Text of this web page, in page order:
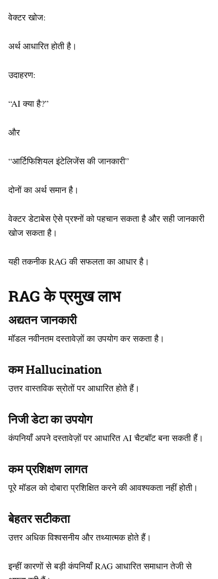
वेक्टर खोज:
अर्थ आधारित होती है।
उदाहरण:
“AI क्या है?”
और
“आर्टिफिशियल इंटेलिजेंस की जानकारी”
दोनों का अर्थ समान है।
वेक्टर डेटाबेस ऐसे प्रश्नों को पहचान सकता है और सही जानकारी
खोज सकता है।
यही तकनीक RAG की सफलता का आधार है।
RAG के प्रमुख लाभ
अद्यतन जानकारी
मॉडल नवीनतम दस्तावेज़ों का उपयोग कर सकता है।
कम Hallucination
उत्तर वास्तविक स्रोतों पर आधारित होते हैं।
निजी डेटा का उपयोग
कंपनियाँ अपने दस्तावेज़ों पर आधारित AI चैटबॉट बना सकती हैं।
कम प्रशिक्षण लागत
पूरे मॉडल को दोबारा प्रशिक्षित करने की आवश्यकता नहीं होती।
बेहतर सटीकता
उत्तर अधिक विश्वसनीय और तथ्यात्मक होते हैं।
इन्हीं कारणों से बड़ी कंपनियाँ RAG आधारित समाधान तेजी से